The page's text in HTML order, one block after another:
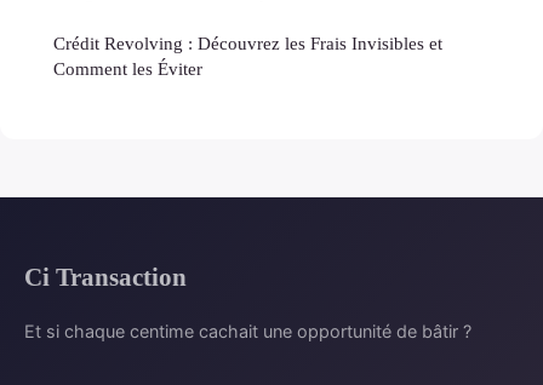
Crédit Revolving : Découvrez les Frais Invisibles et
Comment les Éviter
Ci Transaction
Et si chaque centime cachait une opportunité de bâtir ?